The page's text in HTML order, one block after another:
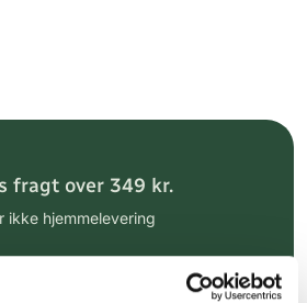
fragt over 349 kr.
ikke hjemmelevering